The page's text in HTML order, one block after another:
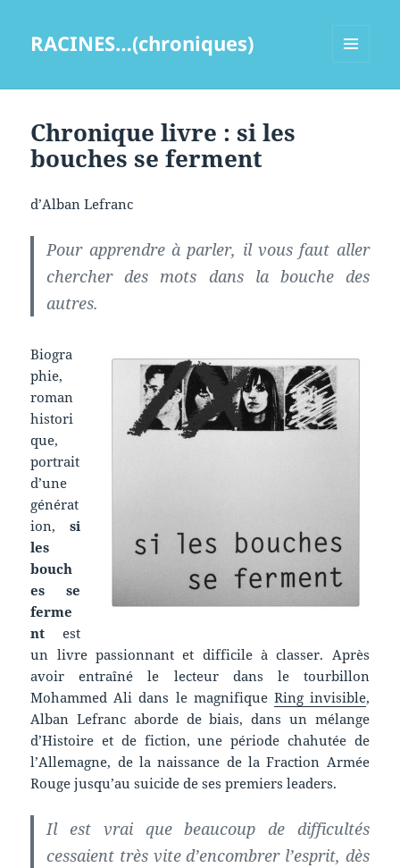
RACINES…(chroniques)
Chronique livre : si les
bouches se ferment
d’Alban Lefranc
Pour apprendre à parler, il vous faut aller
chercher des mots dans la bouche des
autres.
Biogra
phie,
roman
histori
que,
portrait
d’une
générat
ion, si
les
bouch
es se
ferme
nt est
un livre passionnant et difficile à classer. Après
avoir entraîné le lecteur dans le tourbillon
Mohammed Ali dans le magnifique Ring invisible,
Alban Lefranc aborde de biais, dans un mélange
d’Histoire et de fiction, une période chahutée de
l’Allemagne, de la naissance de la Fraction Armée
Rouge jusqu’au suicide de ses premiers leaders.
Il est vrai que beaucoup de difficultés
cessaient très vite d’encombrer l’esprit, dès